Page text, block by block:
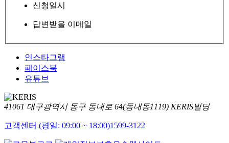
신청일시
답변받을 이메일
인스타그램
페이스북
유튜브
41061 대구광역시 동구 동내로 64(동내동1119) KERIS빌딩
고객센터 (평일: 09:00 ~ 18:00)1599-3122